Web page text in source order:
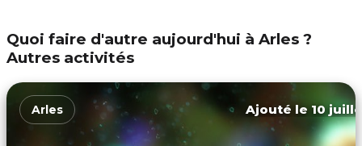
Quoi faire d'autre aujourd'hui à Arles ?
Autres activités
Arles Ajouté le 10